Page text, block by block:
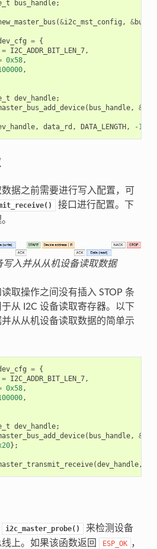
bus_handle;
(&i2c_mst_config , &
= {
= I2C_ADDR_BIT_LEN_7,
0x58,
,
dev_handle;
( bus_handle, &
, data_rd , DATA_LENGTH , -1
据之前需要进行写入配置，可
接口进行配置。下
写入并从从机设备读取数据
取操作之间没有插入 STOP 条
从 I2C 设备读取寄存器。以下
从从机设备读取数据的简单示
= {
= I2C_ADDR_BIT_LEN_7,
0x58,
,
dev_handle;
( bus_handle, &
};
(dev_handle,
i2c_master_probe()
来检测设备
上。如果该函数返回
ESP_OK ，